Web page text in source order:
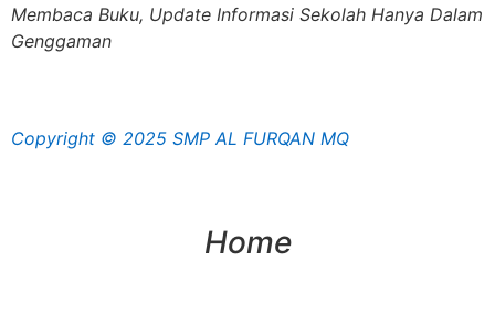
Membaca Buku, Update Informasi Sekolah Hanya Dalam
Genggaman
Copyright © 2025 SMP AL FURQAN MQ
Home